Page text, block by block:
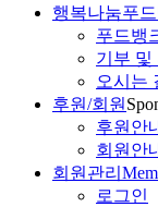
행복나눔푸
푸드뱅
기부 및
오시는
후원/회원
후원안
회원안
회원관리
로그인